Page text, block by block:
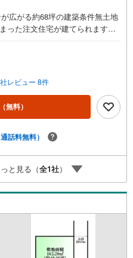
広がる約68坪の建築条件無土地
った注文住宅が建てられますね
きバス停まで徒歩1分 * 未掲載
能です * アピールポイント *■引
の契約については解約後の引
談可）【配管状況】・上水道:引
:引込み有・ガス:引込み無■建築
なハウスメーカー・工務店で建
■弊社には建築部もございま
中学校:徒歩8分・ローソン住吉
マザワ住吉台店:徒歩6分 お問い
予約も可能！お気軽にお電話下
ご相談、資料請求も大歓迎
レビュー 8件
（無料）
通話料無料）
と見る（全1社）